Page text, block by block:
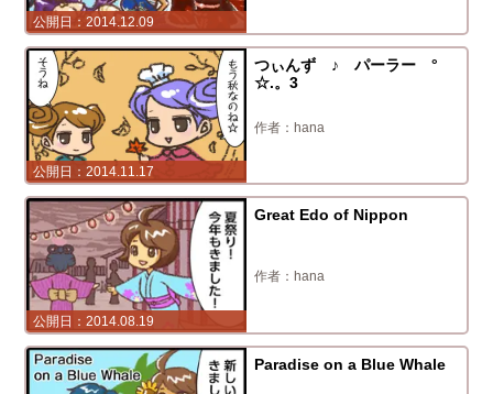
2014.12.09
2014.11.17
つぃんず ♪ パーラー °
☆.。3
hana
2014.08.19
Great Edo of Nippon
hana
Paradise on a Blue Whale